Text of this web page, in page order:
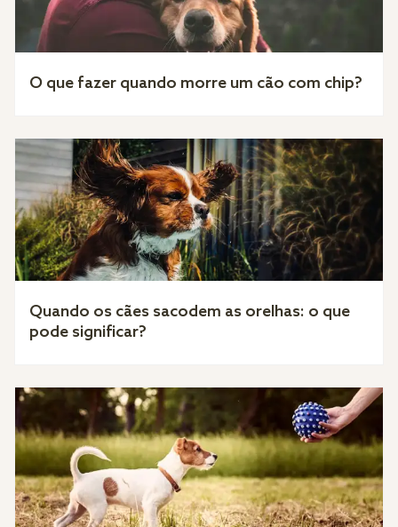
O que fazer quando morre um cão com chip?
Quando os cães sacodem as orelhas: o que
pode significar?